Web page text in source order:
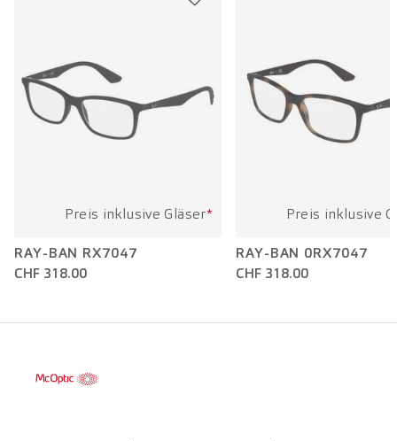
Preis inklusive Gläser*
RAY-BAN RX7047
CHF 318.00
Preis inklusive
RAY-BAN 0RX7047
CHF 318.00